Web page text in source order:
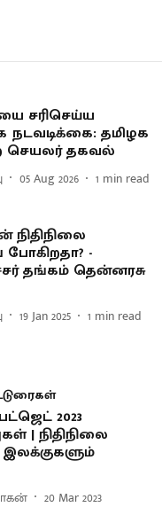
சரிசெய்ய
நடவடிக்கை: தமிழக
செயலர் தகவல்
05 Aug 2026 1 min read
நிதிநிலை
போகிறதா? -
தங்கம் தென்னரசு
19 Jan 2025 1 min read
2023
| நிதிநிலை
20 Mar 2023